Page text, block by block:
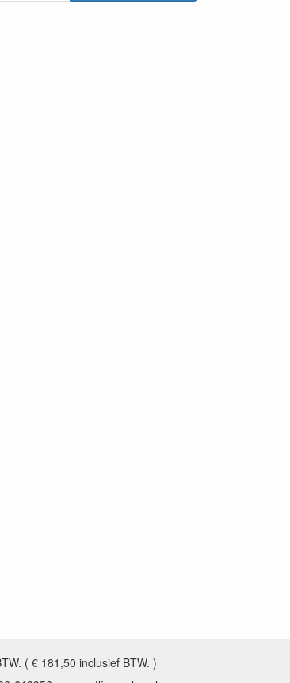
( € 181,50 inclusief BTW. )